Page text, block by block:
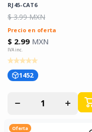
RJ45-CAT6
$ 3.99 MXN
Precio en oferta
$ 2.99 MXN
1452
cantidad
Aumentar
cantidad
para
Oferta